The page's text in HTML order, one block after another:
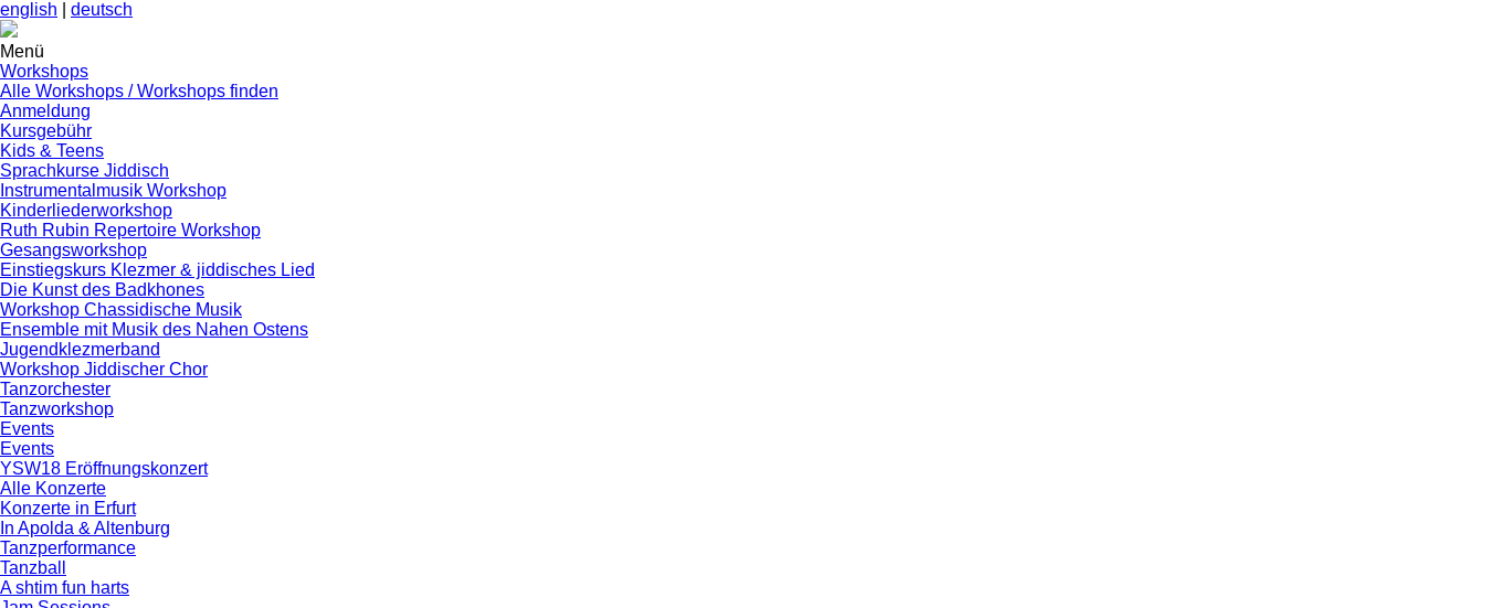
english deutsch
Menü
Workshops
Alle Workshops / Workshops finden
Anmeldung
Kursgebühr
Kids & Teens
Sprachkurse Jiddisch
Instrumentalmusik Workshop
Kinderliederworkshop
Ruth Rubin Repertoire Workshop
Gesangsworkshop
Einstiegskurs Klezmer & jiddisches Lied
Die Kunst des Badkhones
Workshop Chassidische Musik
Ensemble mit Musik des Nahen Ostens
Jugendklezmerband
Workshop Jiddischer Chor
Tanzorchester
Tanzworkshop
Events
Events
YSW18 Eröffnungskonzert
Alle Konzerte
Konzerte in Erfurt
In Apolda & Altenburg
Tanzperformance
Tanzball
A shtim fun harts